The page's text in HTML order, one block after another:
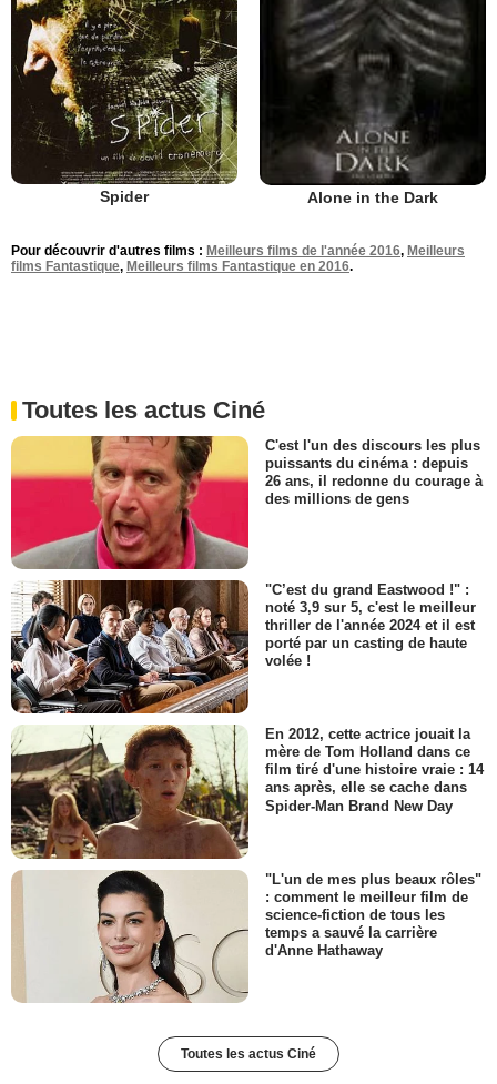
Spider Alone in the Dark
Pour découvrir d'autres films : Meilleurs films de l'année 2016, Meilleurs
films Fantastique, Meilleurs films Fantastique en 2016.
Toutes les actus Ciné
C'est l'un des discours les plus
puissants du cinéma : depuis
26 ans, il redonne du courage à
des millions de gens
"C’est du grand Eastwood !" :
noté 3,9 sur 5, c'est le meilleur
thriller de l'année 2024 et il est
porté par un casting de haute
volée !
En 2012, cette actrice jouait la
mère de Tom Holland dans ce
film tiré d'une histoire vraie : 14
ans après, elle se cache dans
Spider-Man Brand New Day
"L'un de mes plus beaux rôles"
: comment le meilleur film de
science-fiction de tous les
temps a sauvé la carrière
d'Anne Hathaway
Toutes les actus Ciné